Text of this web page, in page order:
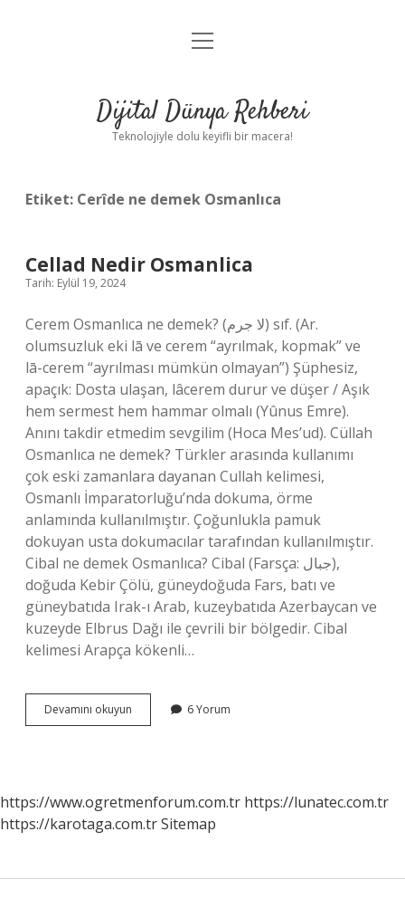
Anasayfa
Yasal Uyarı
menüyü
Dijital Dünya Rehberi
Teknolojiyle dolu keyifli bir macera!
Etiket: Cerîde ne demek Osmanlıca
Cellad Nedir Osmanlica
Tarih: Eylül 19, 2024
Cerem Osmanlıca ne demek? (ﻻ ﺟﺮﻡ) sıf. (Ar.
olumsuzluk eki lā ve cerem “ayrılmak, kopmak” ve
lā-cerem “ayrılması mümkün olmayan”) Şüphesiz,
apaçık: Dosta ulaşan, lâcerem durur ve düşer / Aşık
hem sermest hem hammar olmalı (Yûnus Emre).
Anını takdir etmedim sevgilim (Hoca Mes’ud). Cüllah
Osmanlıca ne demek? Türkler arasında kullanımı
çok eski zamanlara dayanan Cullah kelimesi,
Osmanlı İmparatorluğu’nda dokuma, örme
anlamında kullanılmıştır. Çoğunlukla pamuk
dokuyan usta dokumacılar tarafından kullanılmıştır.
Cibal ne demek Osmanlıca? Cibal (Farsça: جبال),
doğuda Kebir Çölü, güneydoğuda Fars, batı ve
güneybatıda Irak-ı Arab, kuzeybatıda Azerbaycan ve
kuzeyde Elbrus Dağı ile çevrili bir bölgedir. Cibal
kelimesi Arapça kökenli…
Devamını okuyun
Nedir
6 Yorum
https://www.ogretmenforum.com.tr https://lunatec.com.tr
https://karotaga.com.trSitemap